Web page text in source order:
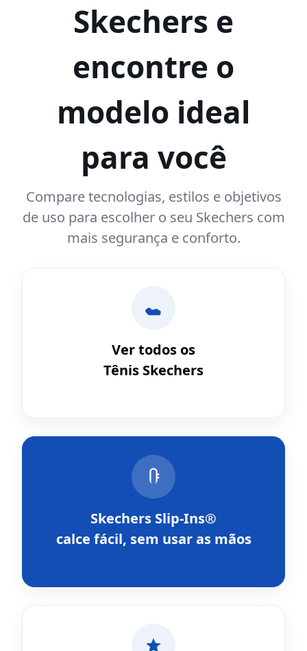
Skechers e
encontre o
modelo ideal
para você
Compare tecnologias, estilos e objetivos
de uso para escolher o seu Skechers com
mais segurança e conforto.
Ver todos os
Tênis Skechers
Skechers Slip-Ins®
calce fácil, sem usar as mãos